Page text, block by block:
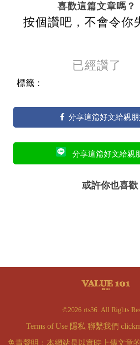
喜歡這篇文章嗎？
按個讚吧，不會令你
已經讚了
標籤：
分享這篇好文給親朋
分享這篇好文給親
或許你也喜歡
©2026 rts36. All Rights
Terms of Use 隱私 聯繫我們
免責聲明：本網站是以實時上傳文章